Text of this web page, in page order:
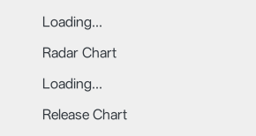
Loading...
Radar Chart
Loading...
Release Chart